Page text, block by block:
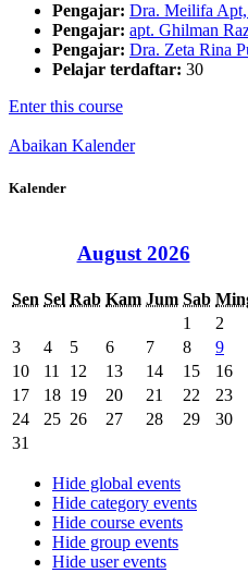
Pengajar: Dra. Meilifa
Pengajar: apt. Ghilman
Pengajar: Dra. Zeta Rina
Pelajar terdaftar: 30
Enter this course
Abaikan Kalender
Kalender
August 2026
Sen Sel Rab Kam Jum Sab
1
2
3
4 5 6 7 8
9
10
11 12 13 14 15
16
17
18 19 20 21 22
23
24
25 26 27 28 29
30
31
Hide global events
Hide category events
Hide course events
Hide group events
Hide user events